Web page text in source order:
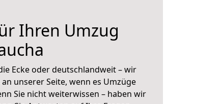
Ihren Umzug
Ecke oder deutschlandweit – wir
an unserer Seite, wenn es Umzüge
Sie nicht weiterwissen – haben wir